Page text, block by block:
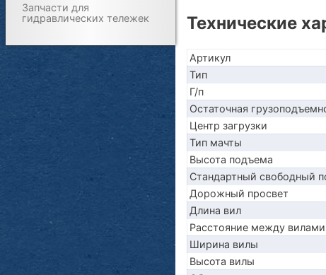
Технические
Артикул
Тип
Г/п
Остаточная
Центр загрузки
Тип мачты
Высота подъема
Стандартный свободный
Дорожный просвет
Длина вил
Расстояние между вилами
Ширина вилы
Высота вилы
Запчасти для
гидравлических тележек